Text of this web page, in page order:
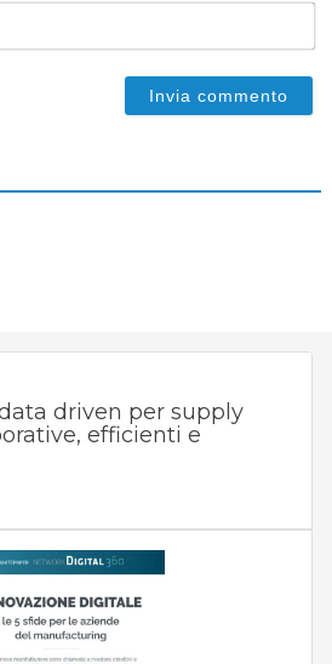
driven per supply
efficienti e